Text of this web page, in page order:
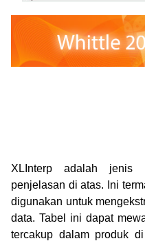
XLInterp adalah jenis
penjelasan di atas.
Ini
digunakan untuk
data. Tabel ini dapat
tercakup dalam produk